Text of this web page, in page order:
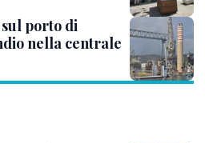
porto di
nella centrale